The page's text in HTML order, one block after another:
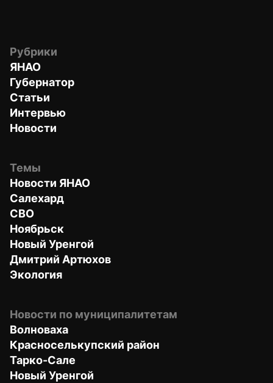
Рубрики
ЯНАО
Губернатор
Статьи
Интервью
Новости
Темы
Новости ЯНАО
Салехард
СВО
Ноябрьск
Новый Уренгой
Дмитрий Артюхов
Экология
Новости по муниципалитетам
Волноваха
Красноселькупский район
Тарко-Сале
Новый Уренгой